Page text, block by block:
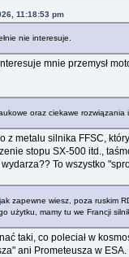
11:18:53 pm
nie interesuje.
mnie przemysł
oraz ciekawe
z metalu silnika FFSC,
stopu SX-500 itd.,
To wszystko
zapewne wiesz, poza ruskim
użytku, mamy tu we Francji
taki, co poleciał w
ani Prometeusza w ESA.